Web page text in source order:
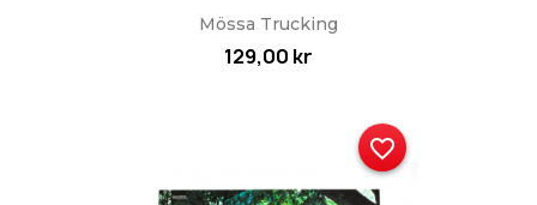
Mössa Trucking
129,00 kr
favorite_border